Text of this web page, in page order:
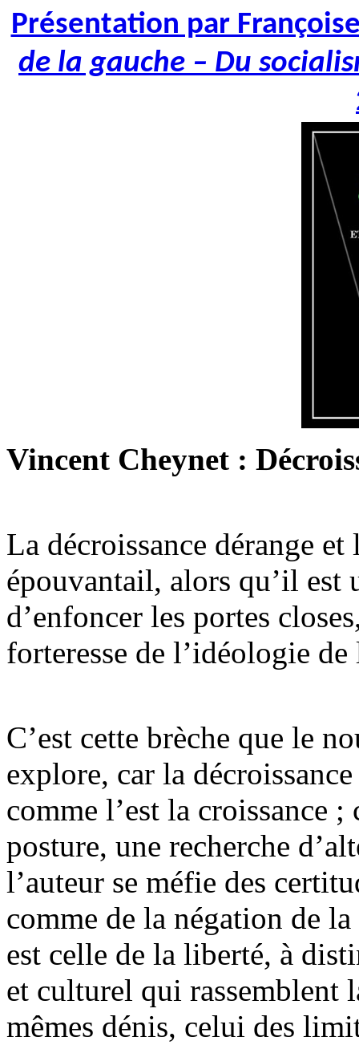
Présentation par
de la gauche – Du
Vincent Cheynet :
La décroissance dérange
épouvantail, alors qu’il est
d’enfoncer les portes
forteresse de l’idéologie
C’est cette brèche que le
explore, car la
comme l’est la croissance ;
posture, une recherche
l’auteur se méfie des
comme de la négation de
est celle de la liberté, à
et culturel qui rassemblent
mêmes dénis, celui des